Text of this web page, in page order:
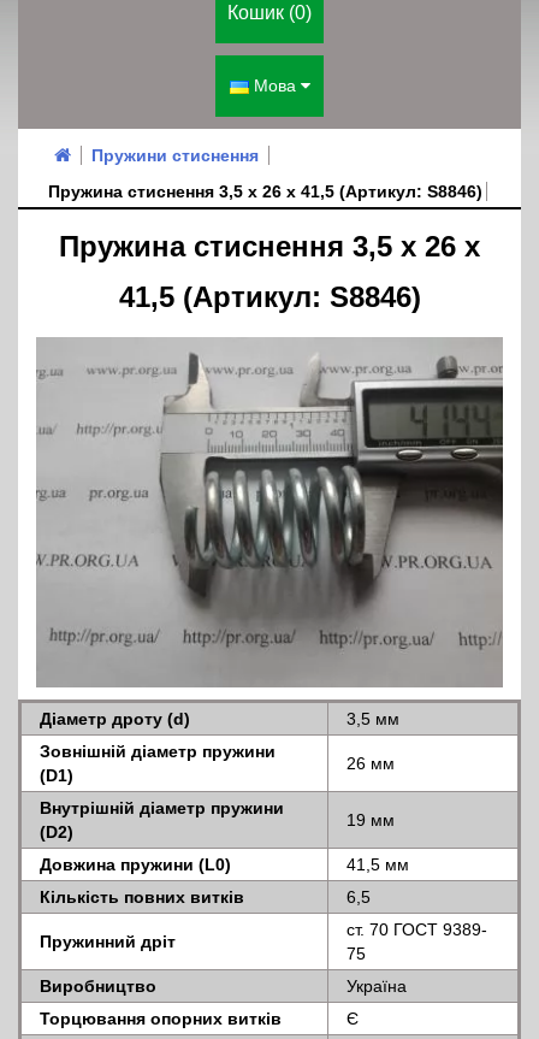
Кошик (0)
Мова
Пружини стиснення
Пружина стиснення 3,5 х 26 х 41,5 (Артикул: S8846)
Пружина стиснення 3,5 х 26 х
41,5 (Артикул: S8846)
Діаметр дроту (d)
3,5 мм
Зовнішній діаметр пружини
(D1)
26 мм
Внутрішній діаметр пружини
(D2)
19 мм
Довжина пружини (L0)
41,5 мм
Кількість повних витків
6,5
Пружинний дріт
ст. 70 ГОСТ 9389-
75
Виробництво
Україна
Торцювання опорних витків
Є